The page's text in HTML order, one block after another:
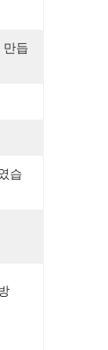
만듭
습